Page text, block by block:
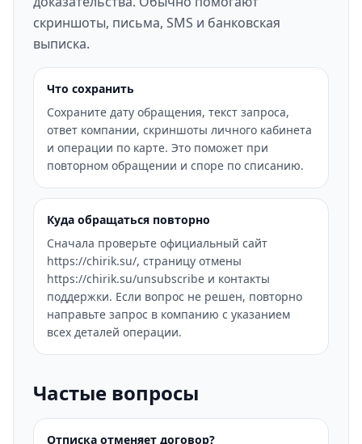
скриншоты, письма, SMS и банковская
выписка.
Что сохранить
Сохраните дату обращения, текст запроса,
ответ компании, скриншоты личного кабинета
и операции по карте. Это поможет при
повторном обращении и споре по списанию.
Куда обращаться повторно
Сначала проверьте официальный сайт
https://chirik.su/, страницу отмены
https://chirik.su/unsubscribe и контакты
поддержки. Если вопрос не решен, повторно
направьте запрос в компанию с указанием
всех деталей операции.
Частые вопросы
Отписка отменяет договор?